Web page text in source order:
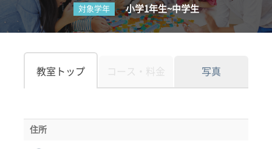
対象学年 小学1年生~中学生
教室トップ コース・料金 写真
住所